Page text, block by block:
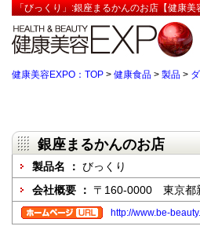
「びっくり」:銀座まるかんのお店【健康美
健康美容EXPO：TOP > 健康食品 > 製品 >
銀座まるかんのお店
製品名 ： びっくり
会社概要 ： 〒160-0000 東京都
http://www.be-